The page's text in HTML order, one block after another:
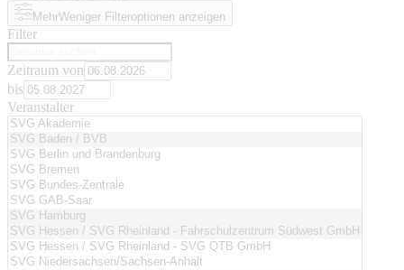
MehrWeniger Filteroptionen anzeigen
Filter
Zeitraum von
bis
Veranstalter